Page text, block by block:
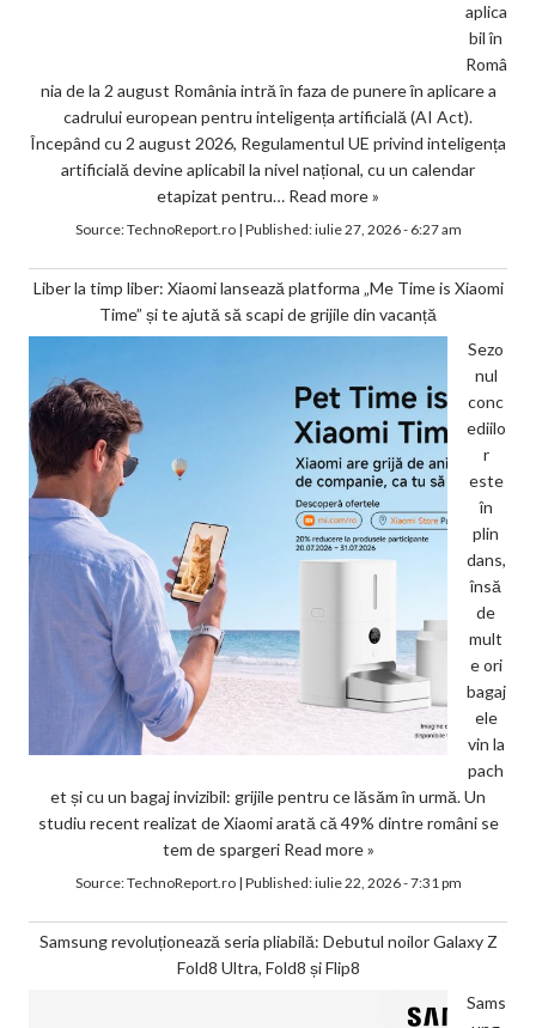
aplica
bil în
Româ
nia de la 2 august România intră în faza de punere în aplicare a
cadrului european pentru inteligența artificială (AI Act).
Începând cu 2 august 2026, Regulamentul UE privind inteligența
artificială devine aplicabil la nivel național, cu un calendar
etapizat pentru… Read more »
Source:TechnoReport.ro| Published:iulie 27, 2026 - 6:27 am
Liber la timp liber: Xiaomi lansează platforma „Me Time is Xiaomi
Time” și te ajută să scapi de grijile din vacanță
Sezo
nul
conc
ediilo
r
este
în
plin
dans,
însă
de
mult
e ori
bagaj
ele
vin la
pach
et și cu un bagaj invizibil: grijile pentru ce lăsăm în urmă. Un
studiu recent realizat de Xiaomi arată că 49% dintre români se
tem de spargeri Read more »
Source:TechnoReport.ro| Published:iulie 22, 2026 - 7:31 pm
Samsung revoluționează seria pliabilă: Debutul noilor Galaxy Z
Fold8 Ultra, Fold8 și Flip8
Sams